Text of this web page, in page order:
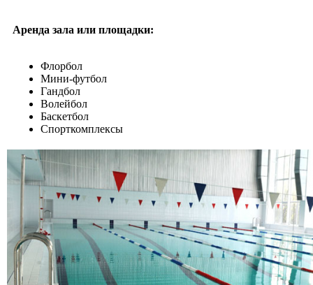
Аренда зала или площадки:
Флорбол
Мини-футбол
Гандбол
Волейбол
Баскетбол
Спорткомплексы